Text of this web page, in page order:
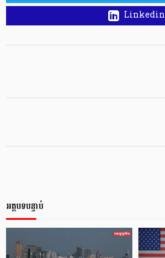
Linkedin
អត្ថបទបន្ទាប់